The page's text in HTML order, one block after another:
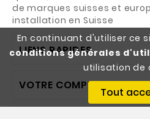
En continuant d'utiliser ce
conditions générales
utilisation de
Tout
de marques suisses et
installation en Suisse
LIENS RAPIDES
VOTRE COMPTE